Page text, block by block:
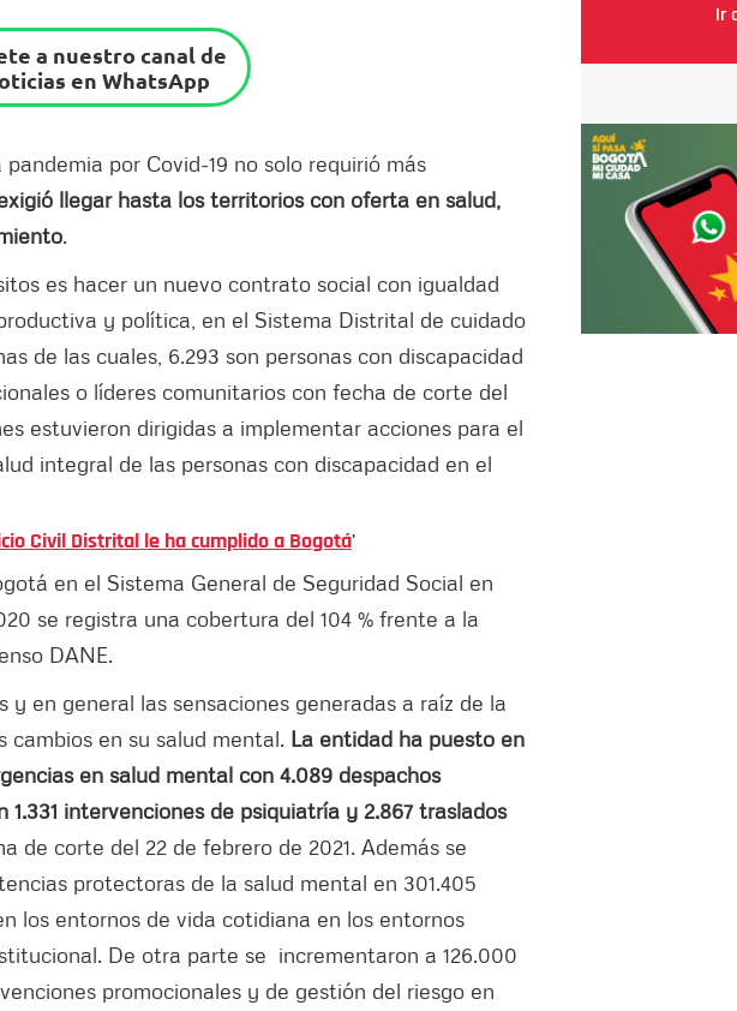
a nuestro canal de
en WhatsApp
por Covid-19 no solo requirió más
llegar hasta los territorios con oferta en salud,
.
es hacer un nuevo contrato social con igualdad
y política, en el Sistema Distrital de cuidado
de las cuales, 6.293 son personas con discapacidad
o líderes comunitarios con fecha de corte del
estuvieron dirigidas a implementar acciones para el
integral de las personas con discapacidad en el
Civil Distrital le ha cumplido a Bogotá'
en el Sistema General de Seguridad Social en
se registra una cobertura del 104 % frente a la
DANE.
en general las sensaciones generadas a raíz de la
cambios en su salud mental. La entidad ha puesto en
en salud mental con 4.089 despachos
1.331 intervenciones de psiquiatría y 2.867 traslados
de corte del 22 de febrero de 2021. Además se
protectoras de la salud mental en 301.405
los entornos de vida cotidiana en los entornos
De otra parte se incrementaron a 126.000
promocionales y de gestión del riesgo en
Ir